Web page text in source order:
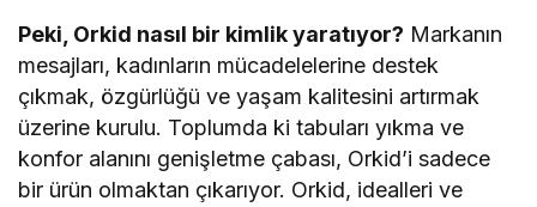
Peki, Orkid nasıl bir kimlik yaratıyor? Markanın
mesajları, kadınların mücadelelerine destek
çıkmak, özgürlüğü ve yaşam kalitesini artırmak
üzerine kurulu. Toplumda ki tabuları yıkma ve
konfor alanını genişletme çabası, Orkid’i sadece
bir ürün olmaktan çıkarıyor. Orkid, idealleri ve